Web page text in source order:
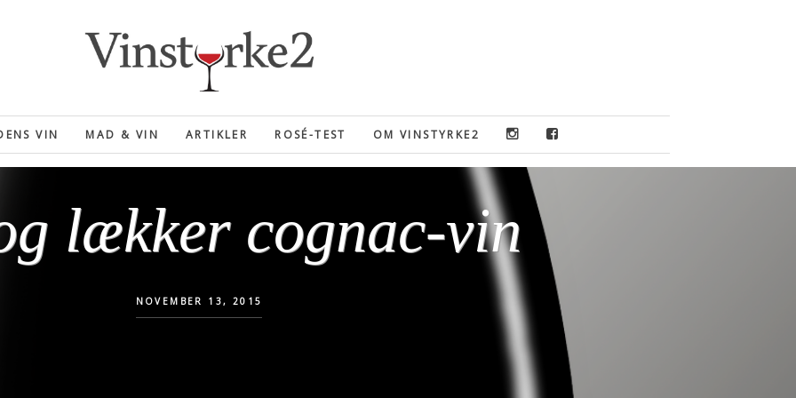
VIN MAD & VIN ARTIKLER ROSÉ-TEST OM VINSTYRKE2
lækker cognac-vin
NOVEMBER 13, 2015